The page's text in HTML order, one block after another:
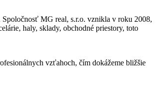
MG real, s.r.o. vznikla v roku 2008,
haly, sklady, obchodné priestory, toto
vzťahoch, čím dokážeme bližšie